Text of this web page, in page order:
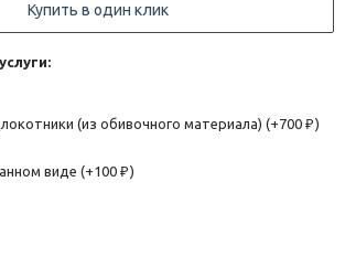
Купить в один клик
(из обивочного материала) (+700 ₽ )
виде (+100 ₽ )